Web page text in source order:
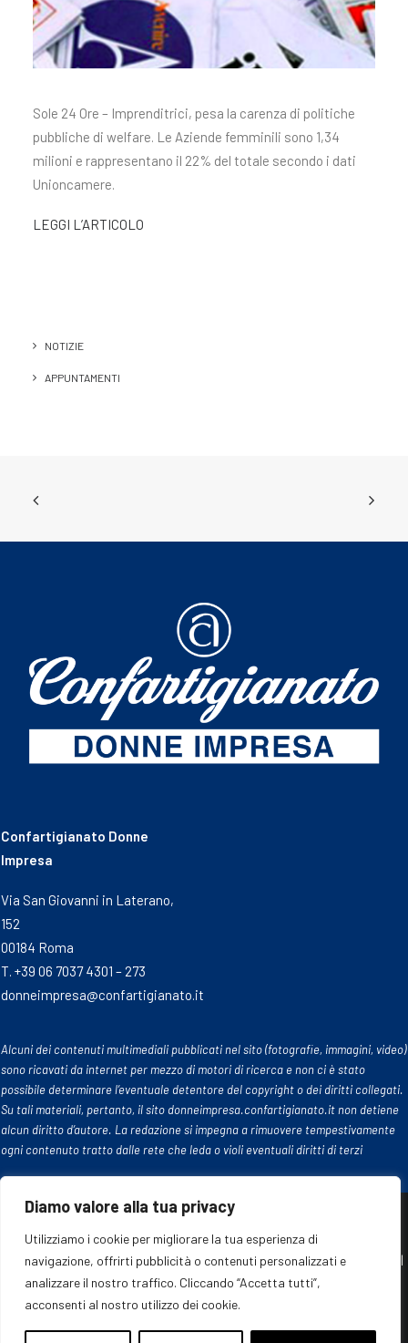
Diamo valore alla tua privacy
Utilizziamo i cookie per migliorare la tua esperienza di
navigazione, offrirti pubblicità o contenuti personalizzati e
analizzare il nostro traffico. Cliccando “Accetta tutti”,
acconsenti al nostro utilizzo dei cookie.
Sole 24 Ore – Imprenditrici, pesa la carenza di politiche
pubbliche di welfare. Le Aziende femminili sono 1,34
milioni e rappresentano il 22% del totale secondo i dati
Unioncamere.
LEGGI L’ARTICOLO
NOTIZIE
APPUNTAMENTI
Confartigianato Donne
Impresa
Via San Giovanni in Laterano,
152
00184 Roma
T. +39 06 7037 4301 – 273
donneimpresa@confartigianato.it
Alcuni dei contenuti multimediali pubblicati nel sito (fotografie, immagini, video)
sono ricavati da internet per mezzo di motori di ricerca e non ci è stato
possibile determinare l’eventuale detentore del copyright o dei diritti collegati.
Su tali materiali, pertanto, il sito donneimpresa.confartigianato.it non detiene
alcun diritto d’autore. La redazione si impegna a rimuovere tempestivamente
ogni contenuto tratto dalle rete che leda o violi eventuali diritti di terzi
© 2024 Confartigianato Donne Impresa. Tutti i diritti riservati |Cookie policy
|
Privacy policy